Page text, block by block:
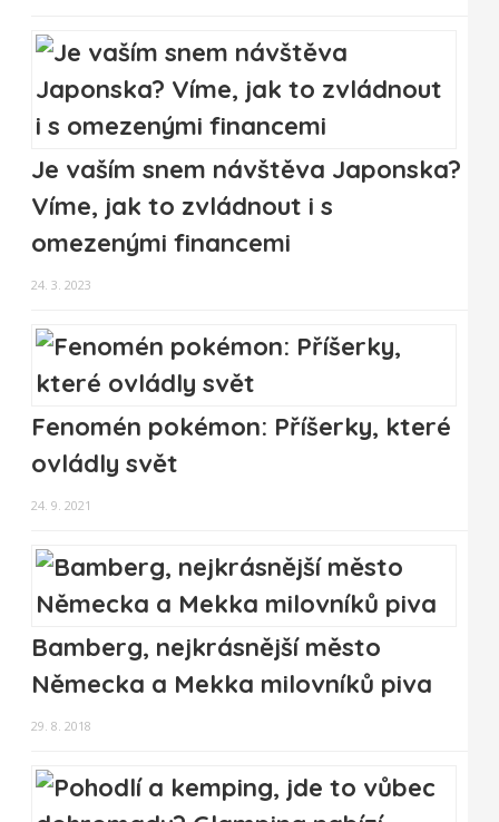
Je vaším snem návštěva Japonska?
Víme, jak to zvládnout i s
omezenými financemi
24. 3. 2023
Fenomén pokémon: Příšerky, které
ovládly svět
24. 9. 2021
Bamberg, nejkrásnější město
Německa a Mekka milovníků piva
29. 8. 2018